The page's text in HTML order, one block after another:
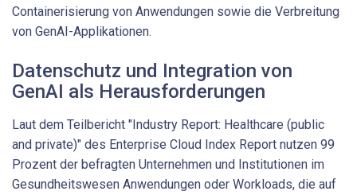
Containerisierung von Anwendungen sowie die Verbreitung
von GenAI-Applikationen.
Datenschutz und Integration von
GenAI als Herausforderungen
Laut dem Teilbericht "Industry Report: Healthcare (public
and private)" des Enterprise Cloud Index Report nutzen 99
Prozent der befragten Unternehmen und Institutionen im
Gesundheitswesen Anwendungen oder Workloads, die auf